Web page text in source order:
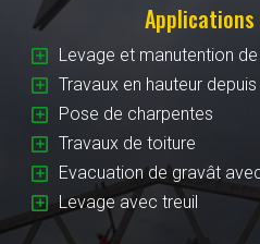
Y Levage et manutention
Y Travaux en hauteur
Y Pose de charpentes
Y Travaux de toiture
Y Evacuation de gravât
Y Levage avec treuil